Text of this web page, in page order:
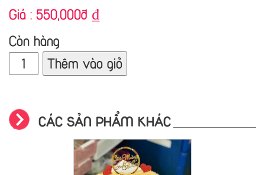
Giá : 550,000đ ₫
Còn hàng
Thêm vào giỏ
CÁC SẢN PHẨM KHÁC